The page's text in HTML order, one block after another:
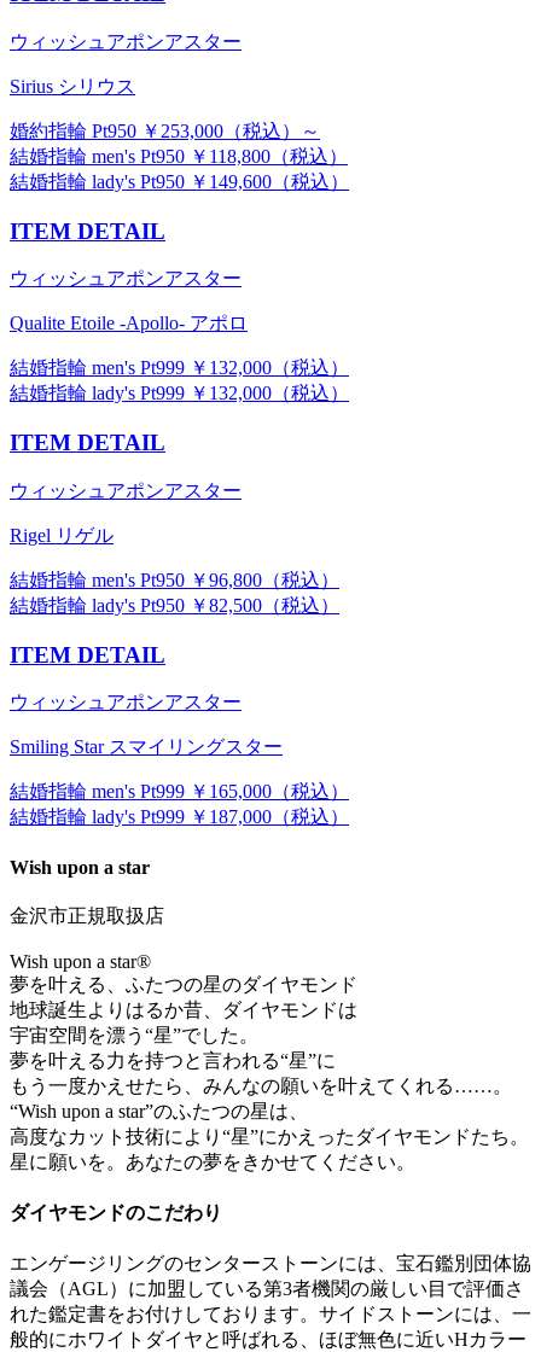
ウィッシュアポンアスター
Sirius シリウス
婚約指輪 Pt950 ￥253,000（税込）～
結婚指輪 men's Pt950 ￥118,800（税込）
結婚指輪 lady's Pt950 ￥149,600（税込）
ITEM DETAIL
ウィッシュアポンアスター
Qualite Etoile -Apollo- アポロ
結婚指輪 men's Pt999 ￥132,000（税込）
結婚指輪 lady's Pt999 ￥132,000（税込）
ITEM DETAIL
ウィッシュアポンアスター
Rigel リゲル
結婚指輪 men's Pt950 ￥96,800（税込）
結婚指輪 lady's Pt950 ￥82,500（税込）
ITEM DETAIL
ウィッシュアポンアスター
Smiling Star スマイリングスター
結婚指輪 men's Pt999 ￥165,000（税込）
結婚指輪 lady's Pt999 ￥187,000（税込）
Wish upon a star
金沢市正規取扱店
Wish upon a star®
夢を叶える、ふたつの星のダイヤモンド
地球誕生よりはるか昔、ダイヤモンドは
宇宙空間を漂う“星”でした。
夢を叶える力を持つと言われる“星”に
もう一度かえせたら、みんなの願いを叶えてくれる……。
“Wish upon a star”のふたつの星は、
高度なカット技術により“星”にかえったダイヤモンドたち。
星に願いを。あなたの夢をきかせてください。
ダイヤモンドのこだわり
エンゲージリングのセンターストーンには、宝石鑑別団体協
議会（AGL）に加盟している第3者機関の厳しい目で評価さ
れた鑑定書をお付けしております。サイドストーンには、一
般的にホワイトダイヤと呼ばれる、ほぼ無色に近いHカラー